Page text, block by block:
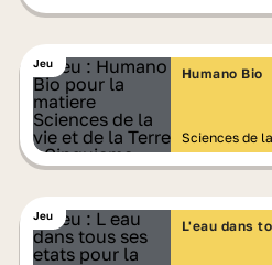
Jeu
Humano Bio
Sciences de
Jeu
L'eau dans